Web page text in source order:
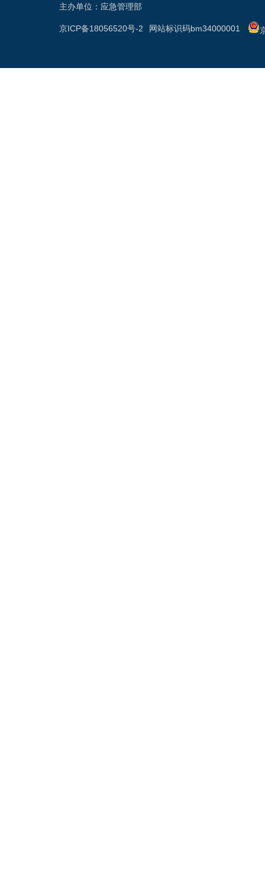
主办单位：应急管理部
网站标识码bm34000001
京ICP备18056520号-2